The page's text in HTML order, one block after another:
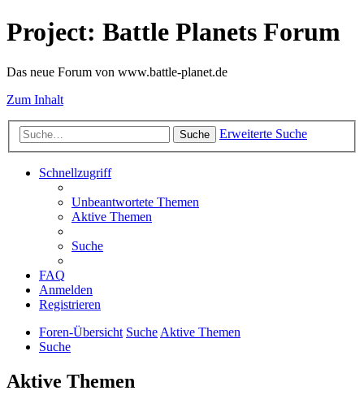
Project: Battle Planets Forum
Das neue Forum von www.battle-planet.de
Zum Inhalt
Suche Erweiterte Suche
Schnellzugriff
Unbeantwortete Themen
Aktive Themen
Suche
FAQ
Anmelden
Registrieren
Foren-Übersicht SucheAktive Themen
Suche
Aktive Themen